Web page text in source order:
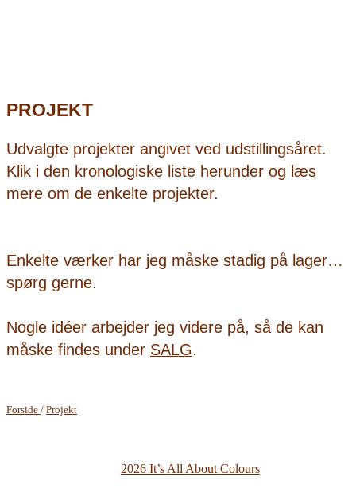
PROJEKT
Udvalgte projekter angivet ved udstillingsåret.
Klik i den kronologiske liste herunder og læs
mere om de enkelte projekter.
Enkelte værker har jeg måske stadig på lager…
spørg gerne.
Nogle idéer arbejder jeg videre på, så de kan
måske findes under SALG.
Forside / Projekt
2026 It’s All About Colours